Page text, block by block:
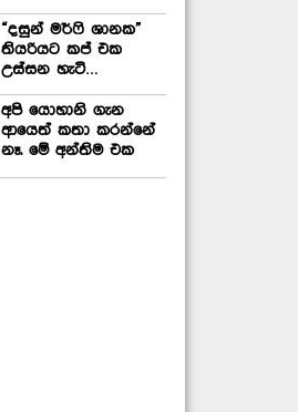
“දසුන් මර්ෆි ශානක”
තියරියට කප් එක
උස්සන හැටි…
අපි යොහානි ගැන
ආයෙත් කතා කරන්නේ
නෑ. මේ අන්තිම එක